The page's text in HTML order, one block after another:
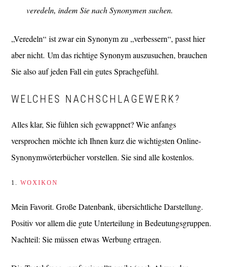
veredeln, indem Sie nach Synonymen suchen.
„Veredeln“ ist zwar ein Synonym zu „verbessern“, passt hier
aber nicht. Um das richtige Synonym auszusuchen, brauchen
Sie also auf jeden Fall ein gutes Sprachgefühl.
WELCHES NACHSCHLAGEWERK?
Alles klar, Sie fühlen sich gewappnet? Wie anfangs
versprochen möchte ich Ihnen kurz die wichtigsten Online-
Synonymwörterbücher vorstellen. Sie sind alle kostenlos.
1.WOXIKON
Mein Favorit. Große Datenbank, übersichtliche Darstellung.
Positiv vor allem die gute Unterteilung in Bedeutungsgruppen.
Nachteil: Sie müssen etwas Werbung ertragen.